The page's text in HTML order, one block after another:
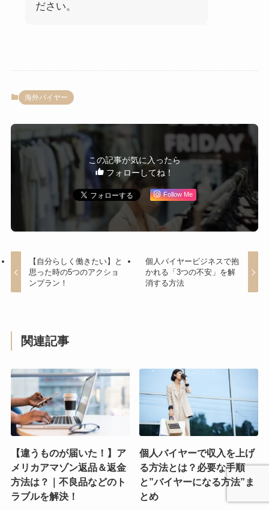
ださい。
海外バイヤー
この記事が気に入ったら
フォローしてね！
Follow Me
【自分らしく働きたい】と
思った時の5つのアクショ
ンプラン！
個人バイヤービジネスで抱
かれる「3つの不安」を解
消する方法
関連記事
【違うものが届いた！】ア
メリカアマゾン返品＆返金
方法は？｜不良品などのト
ラブルを解決！
個人バイヤーで収入を上げ
る方法とは？必要な手順
と”バイヤーになる方法”ま
とめ